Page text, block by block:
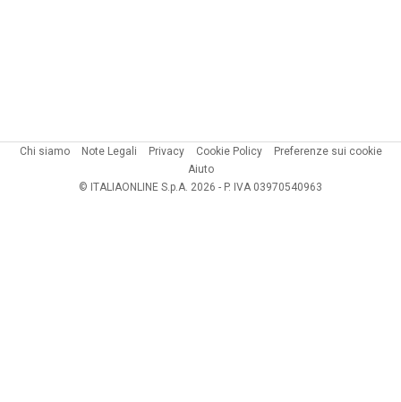
Chi siamo Note Legali Privacy Cookie Policy
Preferenze sui cookie
Aiuto
© ITALIAONLINE S.p.A. 2026 - P. IVA 03970540963